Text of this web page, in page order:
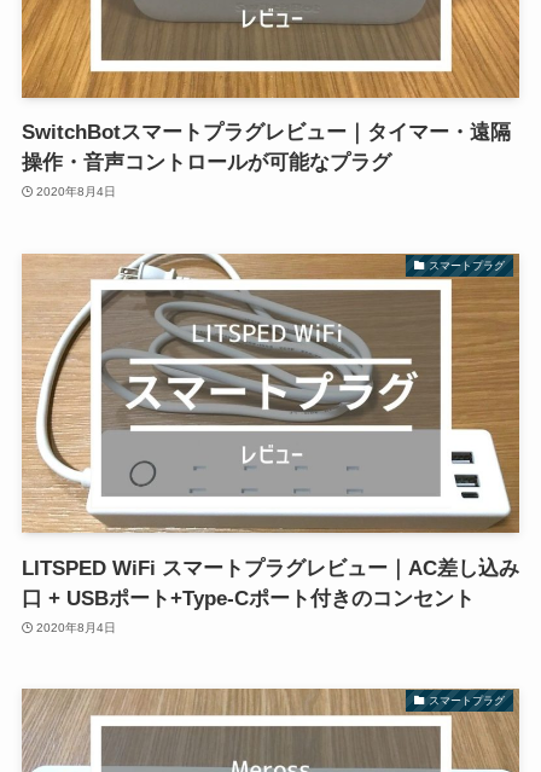
SwitchBotスマートプラグレビュー｜タイマー・遠隔
操作・音声コントロールが可能なプラグ
2020年8月4日
スマートプラグ
LITSPED WiFi スマートプラグレビュー｜AC差し込み
口 + USBポート+Type-Cポート付きのコンセント
2020年8月4日
スマートプラグ